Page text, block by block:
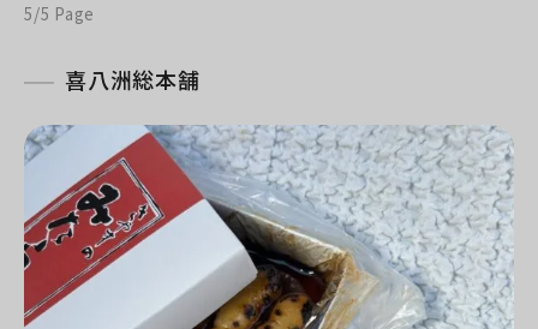
5/5 Page
喜八洲総本舗